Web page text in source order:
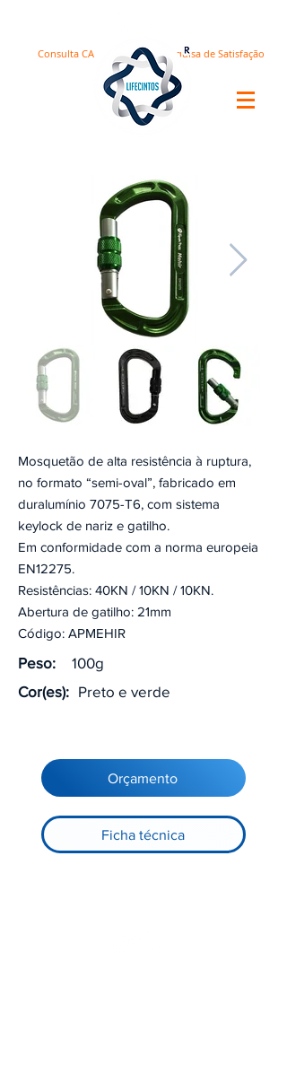
Pesquisa de Satisfação
Consulta CA
Mosquetão de alta resistência à ruptura,
no formato “semi-oval”, fabricado em
duralumínio 7075-T6, com sistema
keylock de nariz e gatilho.
Em conformidade com a norma europeia
EN12275.
Resistências: 40KN / 10KN / 10KN.
Abertura de gatilho: 21mm
Código: APMEHIR
Peso:
100g
Cor(es): Preto e verde
Orçamento
Ficha técnica